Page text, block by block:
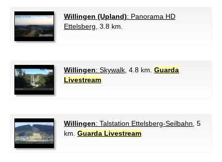
Willingen (Upland): Panorama HD
Ettelsberg , 3.8 km.
Willingen: Skywalk , 4.8 km. Guarda
Livestream
Willingen: Talstation Ettelsberg-Seilbahn , 5
km. Guarda Livestream